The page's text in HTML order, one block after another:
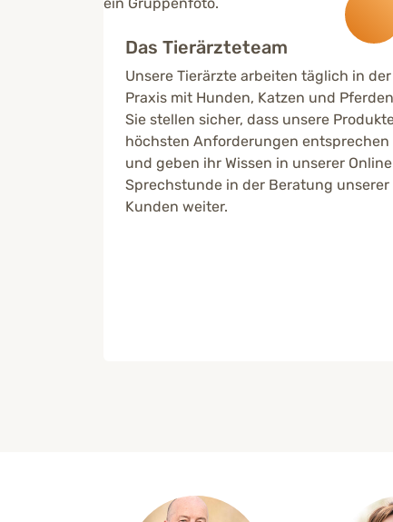
Das Tierärzteteam
Unsere Tierärzte arbeiten täglich in der
Praxis mit Hunden, Katzen und
Sie stellen sicher, dass unsere
höchsten Anforderungen entsprechen
und geben ihr Wissen in unserer
Sprechstunde in der Beratung unserer
Kunden weiter.